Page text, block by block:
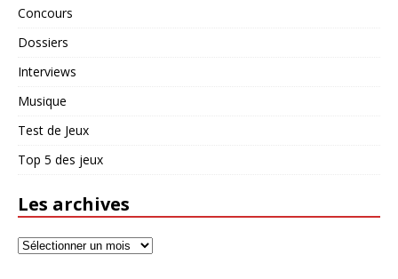
Concours
Dossiers
Interviews
Musique
Test de Jeux
Top 5 des jeux
Les archives